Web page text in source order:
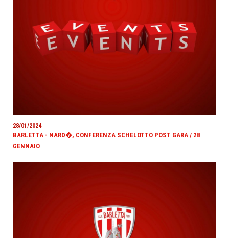
28/01/2024
BARLETTA - NARD�, CONFERENZA SCHELOTTO POST GARA / 28
GENNAIO